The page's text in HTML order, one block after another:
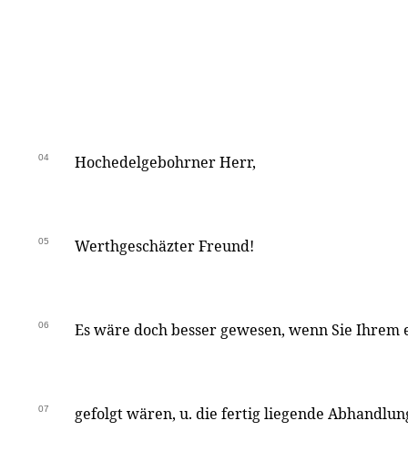
04 Hochedelgebohrner Herr,
05 Werthgeschäzter Freund!
06 Es wäre doch besser gewesen, wenn Sie Ihrem
07 gefolgt wären, u. die fertig liegende